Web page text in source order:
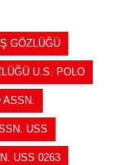
GÖZLÜĞÜ
U.S. POLO
ASSN.
USS
USS 0263